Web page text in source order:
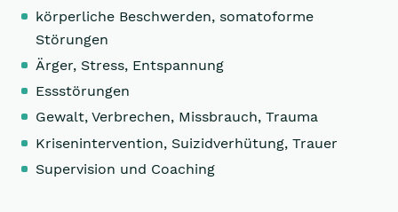
körperliche Beschwerden, somatoforme
Störungen
Ärger, Stress, Entspannung
Essstörungen
Gewalt, Verbrechen, Missbrauch, Trauma
Krisenintervention, Suizidverhütung, Trauer
Supervision und Coaching